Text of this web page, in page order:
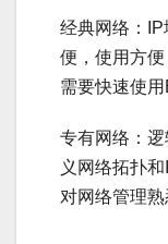
经典网络：
便，使用方便
需要快速使用
专有网络：
义网络拓扑
对网络管理熟